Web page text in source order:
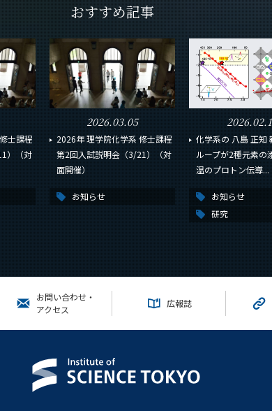
おすすめ記事
士課程
）（対
2026.03.05
2026年 理学院化学系 修士課程
第2回入試説明会（3/21）（対
面開催）
お知らせ
化学系の 八島 正知
ループが2種元素の
温のプロトン伝導...
お知らせ
研究
お問い合わせ・
アクセス
広報誌